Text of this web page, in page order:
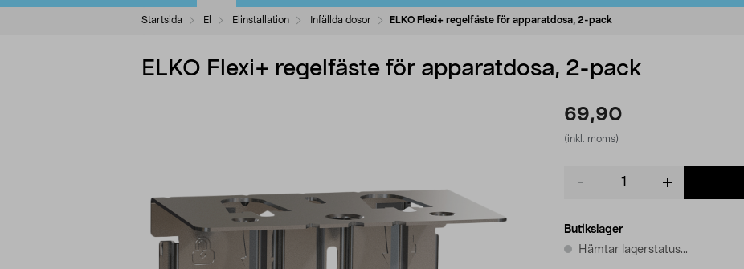
Startsida El Elinstallation Infällda dosor ELKO Flexi+ regelfäste för apparatdosa, 2-pack
ELKO Flexi+ regelfäste för apparatdosa, 2-pack
69,90
(inkl. moms)
Butikslager
Hämtar lagerstatus...